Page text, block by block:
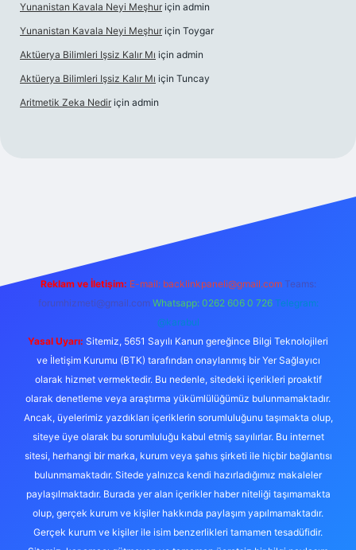
Yunanistan Kavala Neyi Meşhur için admin
Yunanistan Kavala Neyi Meşhur için Toygar
Aktüerya Bilimleri Işsiz Kalır Mı için admin
Aktüerya Bilimleri Işsiz Kalır Mı için Tuncay
Aritmetik Zeka Nedir için admin
Reklam ve İletişim: E-mail: backlinkpaneli@gmail.com Teams:
forumhizmeti@gmail.com Whatsapp: 0262 606 0 726 Telegram:
@karabul
Yasal Uyarı: Sitemiz, 5651 Sayılı Kanun gereğince Bilgi Teknolojileri
ve İletişim Kurumu (BTK) tarafından onaylanmış bir Yer Sağlayıcı
olarak hizmet vermektedir. Bu nedenle, sitedeki içerikleri proaktif
olarak denetleme veya araştırma yükümlülüğümüz bulunmamaktadır.
Ancak, üyelerimiz yazdıkları içeriklerin sorumluluğunu taşımakta olup,
siteye üye olarak bu sorumluluğu kabul etmiş sayılırlar. Bu internet
sitesi, herhangi bir marka, kurum veya şahıs şirketi ile hiçbir bağlantısı
bulunmamaktadır. Sitede yalnızca kendi hazırladığımız makaleler
paylaşılmaktadır. Burada yer alan içerikler haber niteliği taşımamakta
olup, gerçek kurum ve kişiler hakkında paylaşım yapılmamaktadır.
Gerçek kurum ve kişiler ile isim benzerlikleri tamamen tesadüfidir.